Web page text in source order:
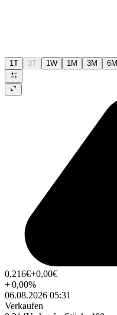
1T 3T 1W 1M 3M 6M
0,216€+0,00€
+0,00%
06.08.2026 05:31
Verkaufen